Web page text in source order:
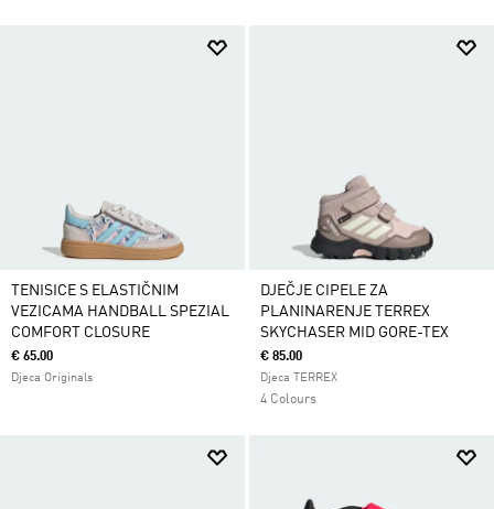
TENISICE S ELASTIČNIM
VEZICAMA HANDBALL SPEZIAL
COMFORT CLOSURE
€ 65.00
Djeca Originals
DJEČJE CIPELE ZA
PLANINARENJE TERREX
SKYCHASER MID GORE-TEX
€ 85.00
Djeca TERREX
4 Colours